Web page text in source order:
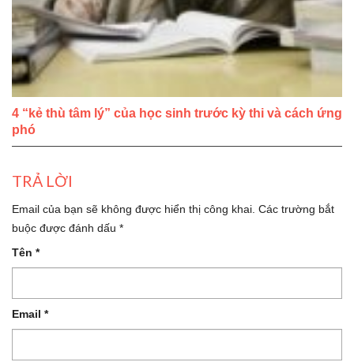
4 “kẻ thù tâm lý” của học sinh trước kỳ thi và cách ứng
phó
TRẢ LỜI
Email của bạn sẽ không được hiển thị công khai. Các trường bắt
buộc được đánh dấu *
Tên *
Email *